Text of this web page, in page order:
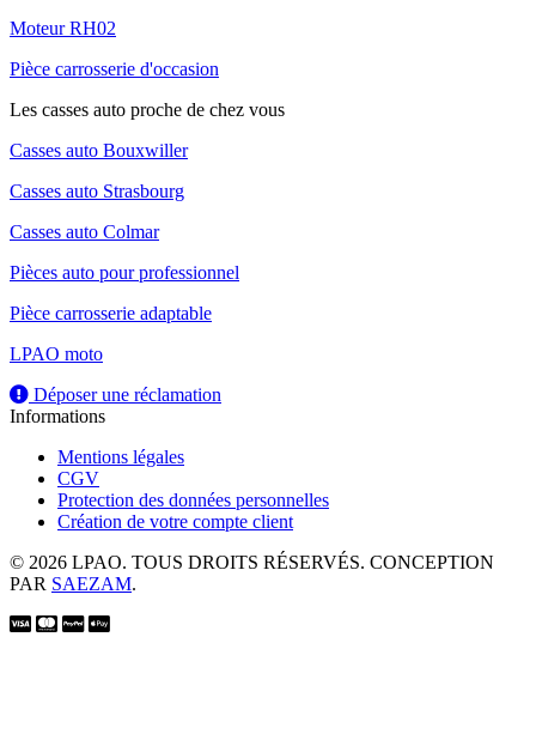
Moteur RH02
Pièce carrosserie d'occasion
Les casses auto proche de chez vous
Casses auto Bouxwiller
Casses auto Strasbourg
Casses auto Colmar
Pièces auto pour professionnel
Pièce carrosserie adaptable
LPAO moto
Déposer une réclamation
Informations
Mentions légales
CGV
Protection des données personnelles
Création de votre compte client
© 2026 LPAO. TOUS DROITS RÉSERVÉS. CONCEPTION
PAR SAEZAM.